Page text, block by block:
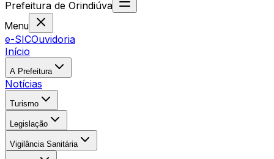
Prefeitura de Orindiúva
Menu
e-SICOuvidoria
Início
A Prefeitura
Notícias
Turismo
Legislação
Vigilância Sanitária